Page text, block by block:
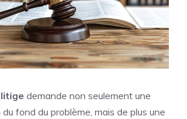
litige demande non seulement une
fond du problème, mais de plus une